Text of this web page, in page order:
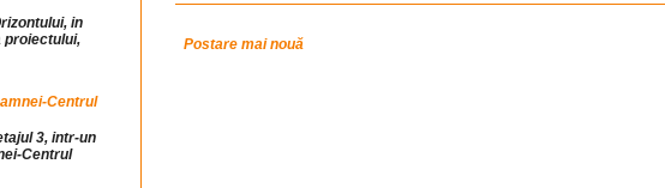
Postare mai nouă
in
proiectului,
Centrul
3, intr-un
Centrul